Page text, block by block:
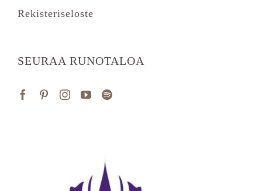
Rekisteriseloste
SEURAA RUNOTALOA